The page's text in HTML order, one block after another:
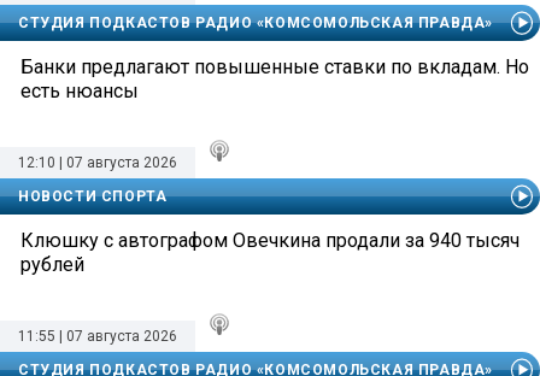
СТУДИЯ ПОДКАСТОВ РАДИО «КОМСОМОЛЬСКАЯ ПРАВДА»
Банки предлагают повышенные ставки по вкладам. Но
есть нюансы
12:10 | 07 августа 2026
НОВОСТИ СПОРТА
Клюшку с автографом Овечкина продали за 940 тысяч
рублей
11:55 | 07 августа 2026
СТУДИЯ ПОДКАСТОВ РАДИО «КОМСОМОЛЬСКАЯ ПРАВДА»